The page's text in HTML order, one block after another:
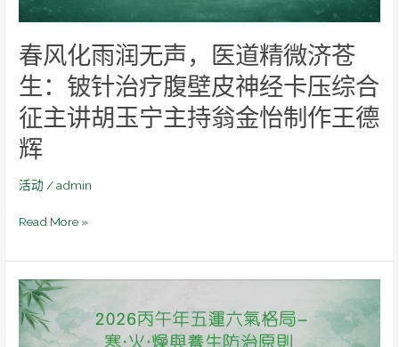
王
辉
春风化雨润无声，医道精微济苍
生：铍针治疗腹壁皮神经卡压综合
征主讲胡玉宁主持翁金怡制作王德
辉
活动 /admin
精
济
苍
生：
铍
针
治
疗
壁
神
经
卡
压
Read More »
2026
丙
午